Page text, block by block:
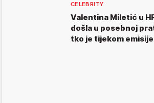
CELEBRITY
Valentina Miletić u
došla u posebnoj
tko je tijekom